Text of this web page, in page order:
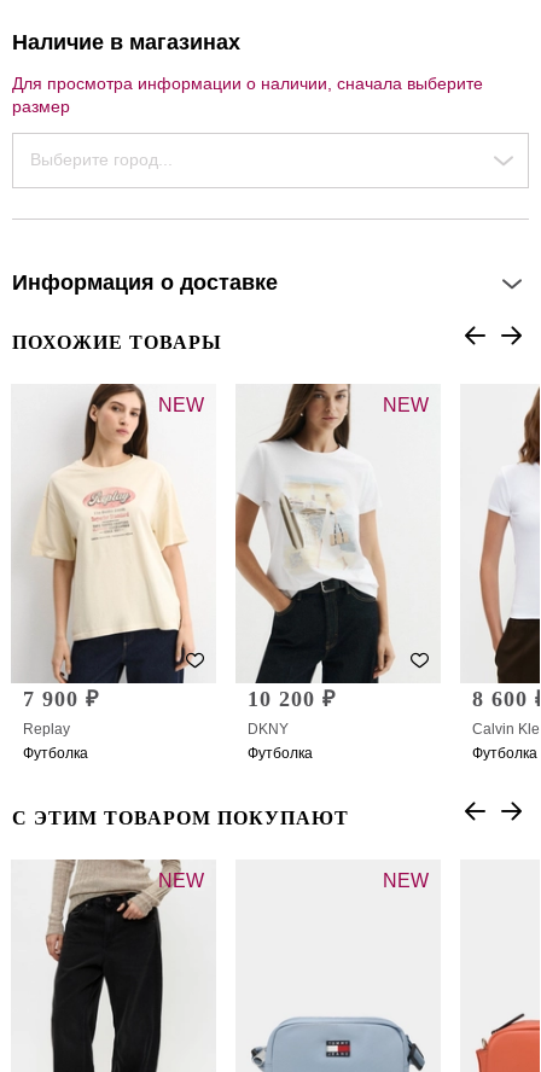
Наличие в магазинах
Для просмотра информации о наличии, сначала выберите
размер
Выберите город...
Информация о доставке
ПОХОЖИЕ ТОВАРЫ
NEW
7 900 ₽
Replay
Футболка
NEW
10 200 ₽
DKNY
Футболка
8 600
Calvin
Футболка
С ЭТИМ ТОВАРОМ ПОКУПАЮТ
NEW NEW